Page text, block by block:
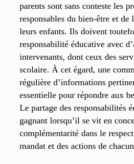
parents sont sans conteste les
responsables du bien-être et de
leurs enfants. Ils doivent
responsabilité éducative avec
intervenants, dont ceux des
scolaire. À cet égard, une
régulière d’informations
essentielle pour répondre aux
Le partage des responsabilités
gagnant lorsqu’il se vit en
complémentarité dans le
mandat et des actions de